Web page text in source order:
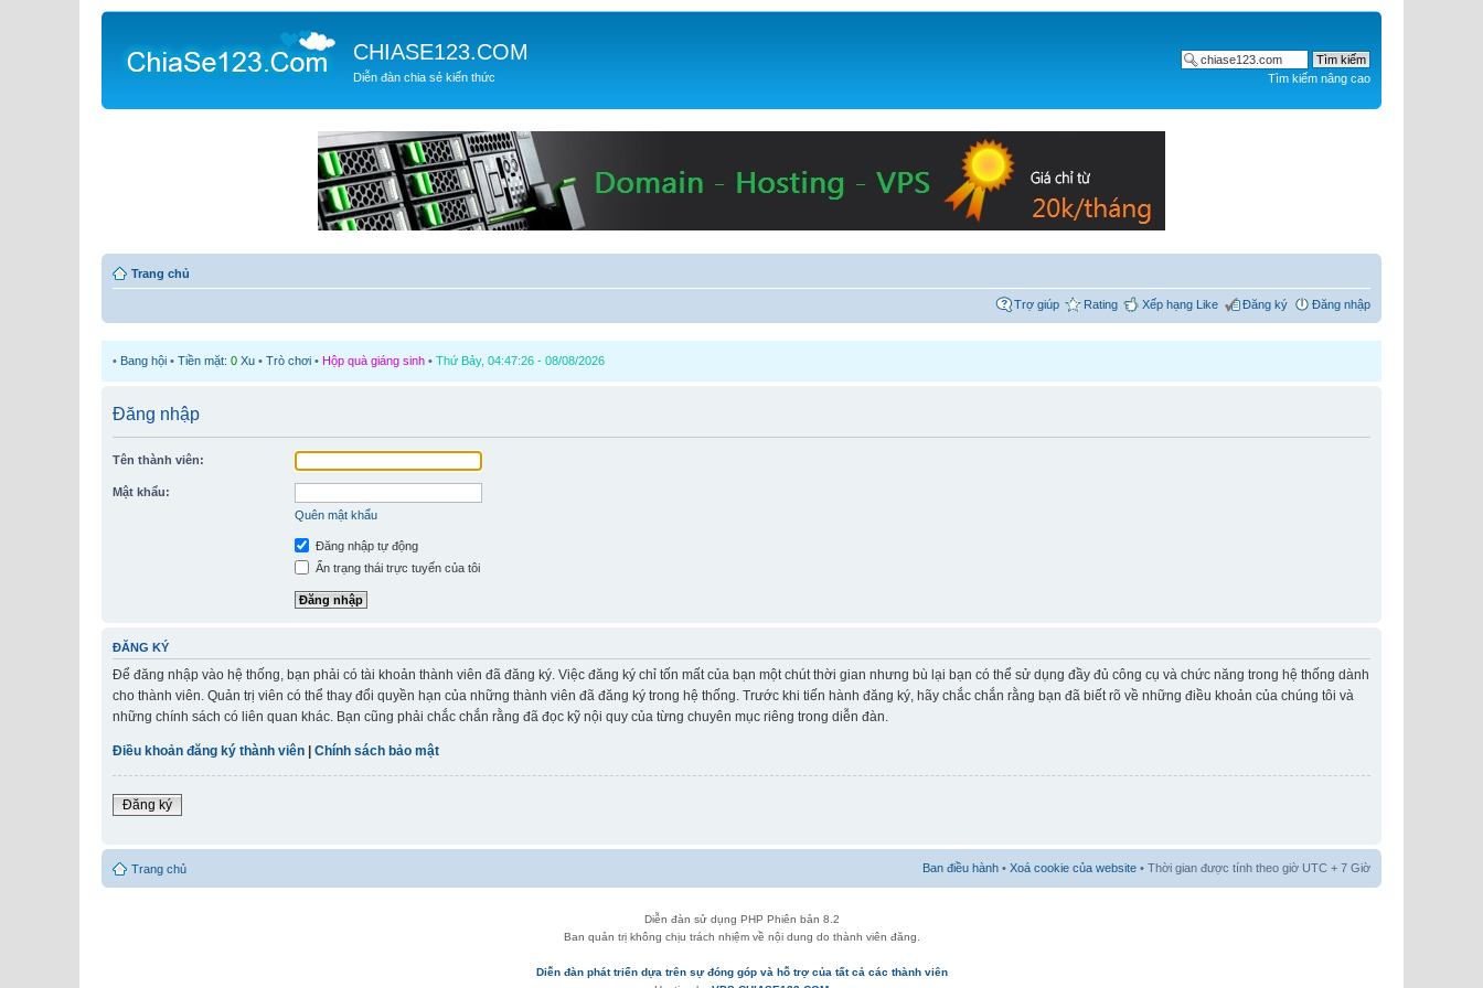
CHIASE123.COM
Diễn đàn chia sẻ kiến thức Tìm kiếm nâng cao
Trang chủ
Trợ giúp Rating Xếp hạng Like Đăng ký Đăng nhập
• Bang hội • Tiền mặt: 0 Xu • Trò chơi • Hộp quà giáng sinh • Thứ Bảy, 04:47:26 - 08/08/2026
Đăng nhập
Tên thành viên:
Mật khẩu:
Quên mật khẩu
Đăng nhập tự động
Ẩn trạng thái trực tuyến của tôi
ĐĂNG KÝ
Để đăng nhập vào hệ thống, bạn phải có tài khoản thành viên đã đăng ký. Việc đăng ký chỉ tốn mất của bạn một chút thời gian nhưng bù lại bạn có thể sử dụng đầy đủ công cụ và chức năng trong hệ thống dành
cho thành viên. Quản trị viên có thể thay đổi quyền hạn của những thành viên đã đăng ký trong hệ thống. Trước khi tiến hành đăng ký, hãy chắc chắn rằng bạn đã biết rõ về những điều khoản của chúng tôi và
những chính sách có liên quan khác. Bạn cũng phải chắc chắn rằng đã đọc kỹ nội quy của từng chuyên mục riêng trong diễn đàn.
Điều khoản đăng ký thành viên Chính sách bảo mật
Đăng ký
Trang chủ Ban điều hành • Xoá cookie của website • Thời gian được tính theo giờ UTC + 7 Giờ
Diễn đàn sử dụng PHP Phiên bản 8.2
Ban quản trị không chịu trách nhiệm về nội dung do thành viên đăng.
Diễn đàn phát triển dựa trên sự đóng góp và hỗ trợ của tất cả các thành viên